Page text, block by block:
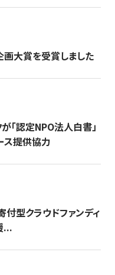
大賞を受賞しました
「認定NPO法人白書」
ス提供協力
型クラウドファンディ
...